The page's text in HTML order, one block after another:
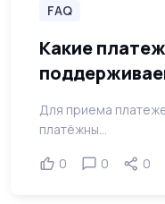
FAQ
Какие
Для приема
платёжны...
0
0 0